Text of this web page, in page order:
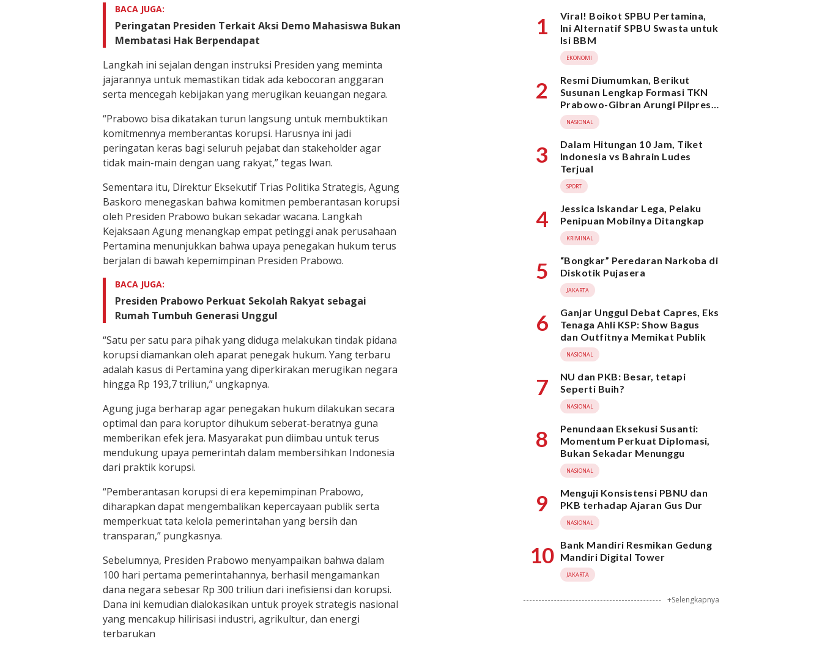
BACA JUGA:
Peringatan Presiden Terkait Aksi Demo Mahasiswa Bukan
Membatasi Hak Berpendapat
Langkah ini sejalan dengan instruksi Presiden yang meminta
jajarannya untuk memastikan tidak ada kebocoran anggaran
serta mencegah kebijakan yang merugikan keuangan negara.
“Prabowo bisa dikatakan turun langsung untuk membuktikan
komitmennya memberantas korupsi. Harusnya ini jadi
peringatan keras bagi seluruh pejabat dan stakeholder agar
tidak main-main dengan uang rakyat,” tegas Iwan.
Sementara itu, Direktur Eksekutif Trias Politika Strategis, Agung
Baskoro menegaskan bahwa komitmen pemberantasan korupsi
oleh Presiden Prabowo bukan sekadar wacana. Langkah
Kejaksaan Agung menangkap empat petinggi anak perusahaan
Pertamina menunjukkan bahwa upaya penegakan hukum terus
berjalan di bawah kepemimpinan Presiden Prabowo.
BACA JUGA:
Presiden Prabowo Perkuat Sekolah Rakyat sebagai
Rumah Tumbuh Generasi Unggul
“Satu per satu para pihak yang diduga melakukan tindak pidana
korupsi diamankan oleh aparat penegak hukum. Yang terbaru
adalah kasus di Pertamina yang diperkirakan merugikan negara
hingga Rp 193,7 triliun,” ungkapnya.
Agung juga berharap agar penegakan hukum dilakukan secara
optimal dan para koruptor dihukum seberat-beratnya guna
memberikan efek jera. Masyarakat pun diimbau untuk terus
mendukung upaya pemerintah dalam membersihkan Indonesia
dari praktik korupsi.
“Pemberantasan korupsi di era kepemimpinan Prabowo,
diharapkan dapat mengembalikan kepercayaan publik serta
memperkuat tata kelola pemerintahan yang bersih dan
transparan,” pungkasnya.
Sebelumnya, Presiden Prabowo menyampaikan bahwa dalam
100 hari pertama pemerintahannya, berhasil mengamankan
dana negara sebesar Rp 300 triliun dari inefisiensi dan korupsi.
Dana ini kemudian dialokasikan untuk proyek strategis nasional
yang mencakup hilirisasi industri, agrikultur, dan energi
terbarukan
1
Viral! Boikot SPBU Pertamina,
Ini Alternatif SPBU Swasta untuk
Isi BBM
EKONOMI
2
Resmi Diumumkan, Berikut
Susunan Lengkap Formasi TKN
Prabowo-Gibran Arungi Pilpres
2024, Ada Ridwan Kamil hingga
Suami Yenny Wahid
NASIONAL
3
Dalam Hitungan 10 Jam, Tiket
Indonesia vs Bahrain Ludes
Terjual
SPORT
4
Jessica Iskandar Lega, Pelaku
Penipuan Mobilnya Ditangkap
KRIMINAL
5
“Bongkar” Peredaran Narkoba di
Diskotik Pujasera
JAKARTA
6
Ganjar Unggul Debat Capres, Eks
Tenaga Ahli KSP: Show Bagus
dan Outfitnya Memikat Publik
NASIONAL
7
NU dan PKB: Besar, tetapi
Seperti Buih?
NASIONAL
8
Penundaan Eksekusi Susanti:
Momentum Perkuat Diplomasi,
Bukan Sekadar Menunggu
NASIONAL
9
Menguji Konsistensi PBNU dan
PKB terhadap Ajaran Gus Dur
NASIONAL
10 Bank Mandiri Resmikan Gedung
Mandiri Digital Tower
JAKARTA
+Selengkapnya